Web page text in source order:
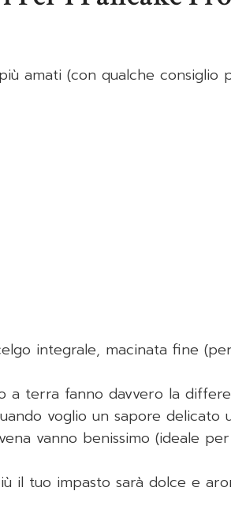
amati (con qualche consiglio
integrale, macinata fine
a terra fanno davvero la
voglio un sapore delicato
vanno benissimo (ideale
il tuo impasto sarà dolce e